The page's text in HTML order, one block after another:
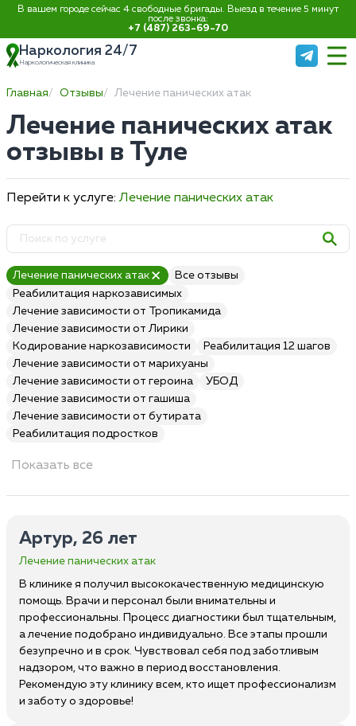
В вашем городе сейчас 4 свободные бригады. Выезд в течение 5 минут
после звонка:
+7 (487) 263-69-70
Наркология 24/7
Наркологическая клиника
Главная Отзывы Лечение панических атак
Лечение панических атак
отзывы в Туле
Перейти к услуге:Лечение панических атак
Лечение панических атак
Все отзывы
Реабилитация наркозависимых
Лечение зависимости от Тропикамида
Лечение зависимости от Лирики
Кодирование наркозависимости
Реабилитация 12 шагов
Лечение зависимости от марихуаны
Лечение зависимости от героина
УБОД
Лечение зависимости от гашиша
Лечение зависимости от бутирата
Реабилитация подростков
Показать все
Артур, 26 лет
Лечение панических атак
В клинике я получил высококачественную медицинскую
помощь. Врачи и персонал были внимательны и
профессиональны. Процесс диагностики был тщательным,
а лечение подобрано индивидуально. Все этапы прошли
безупречно и в срок. Чувствовал себя под заботливым
надзором, что важно в период восстановления.
Рекомендую эту клинику всем, кто ищет профессионализм
и заботу о здоровье!